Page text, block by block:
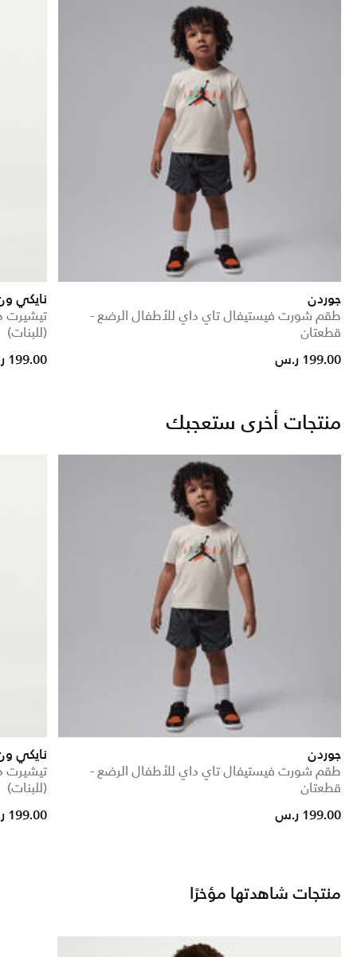
جوردن
طقم شورت فيستيفال تاي داي للأطفال الرضع -
قطعتان
199.00 ر.س
نايكي
تيشيرت
(للبنات)
199.00 ر.س
منتجات أخرى ستعجبك
جوردن
طقم شورت فيستيفال تاي داي للأطفال الرضع -
قطعتان
199.00 ر.س
نايكي
تيشيرت
(للبنات)
199.00 ر.س
منتجات شاهدتها مؤخرًا